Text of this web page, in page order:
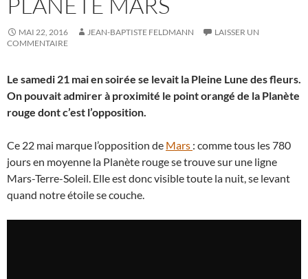
MAI 22, 2016 JEAN-BAPTISTE FELDMANN
LAISSER UN
COMMENTAIRE
Le samedi 21 mai en soirée se levait la Pleine Lune des fleurs.
On pouvait admirer à proximité le point orangé de la Planète
rouge dont c’est l’opposition.
Ce 22 mai marque l’opposition de Mars : comme tous les 780
jours en moyenne la Planète rouge se trouve sur une ligne
Mars-Terre-Soleil. Elle est donc visible toute la nuit, se levant
quand notre étoile se couche.